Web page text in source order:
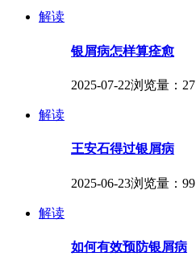
解读
银屑病怎样算痊愈
2025-07-22浏览量：27
解读
王安石得过银屑病
2025-06-23浏览量：99
解读
如何有效预防银屑病